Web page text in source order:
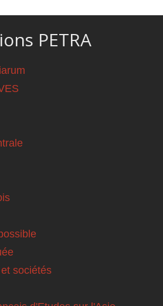
PETRA
sociétés